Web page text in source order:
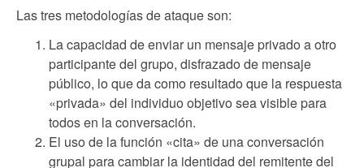
Las tres metodologías de ataque son:
La capacidad de enviar un mensaje privado a otro
participante del grupo, disfrazado de mensaje
público, lo que da como resultado que la respuesta
«privada» del individuo objetivo sea visible para
todos en la conversación.
El uso de la función «cita» de una conversación
grupal para cambiar la identidad del remitente del